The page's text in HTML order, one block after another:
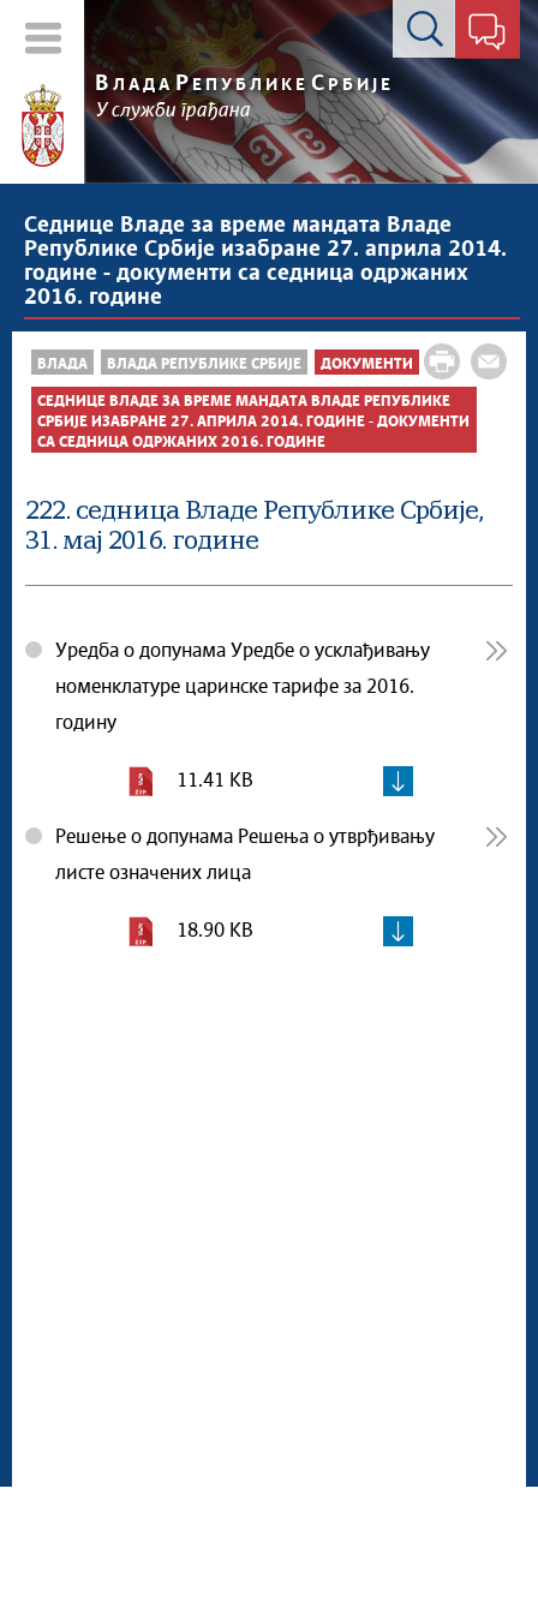
Контакт форма
В ЛАДА РЕПУБЛИКЕ СРБИЈЕ
У служби грађана
Седнице Владе за време мандата Владе
Републике Србије изабране 27. априла 2014.
године - документи са седница одржаних
2016. године
ВЛАДА ВЛАДА РЕПУБЛИКЕ СРБИЈЕ ДОКУМЕНТИ
СЕДНИЦЕ ВЛАДЕ ЗА ВРЕМЕ МАНДАТА ВЛАДЕ РЕПУБЛИКЕ
СРБИЈЕ ИЗАБРАНЕ 27. АПРИЛА 2014. ГОДИНЕ - ДОКУМЕНТИ
СА СЕДНИЦА ОДРЖАНИХ 2016. ГОДИНЕ
222. седница Владе Републике Србије,
31. мај 2016. године
Уредба о допунама Уредбе о усклађивању
номенклатуре царинске тарифе за 2016.
годину
11.41 KB
Решење о допунама Решења о утврђивању
листе означених лица
18.90 KB